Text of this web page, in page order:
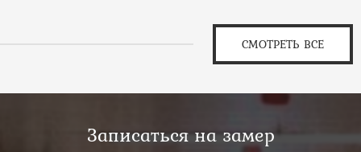
СМОТРЕТЬ ВСЕ
Записаться на замер